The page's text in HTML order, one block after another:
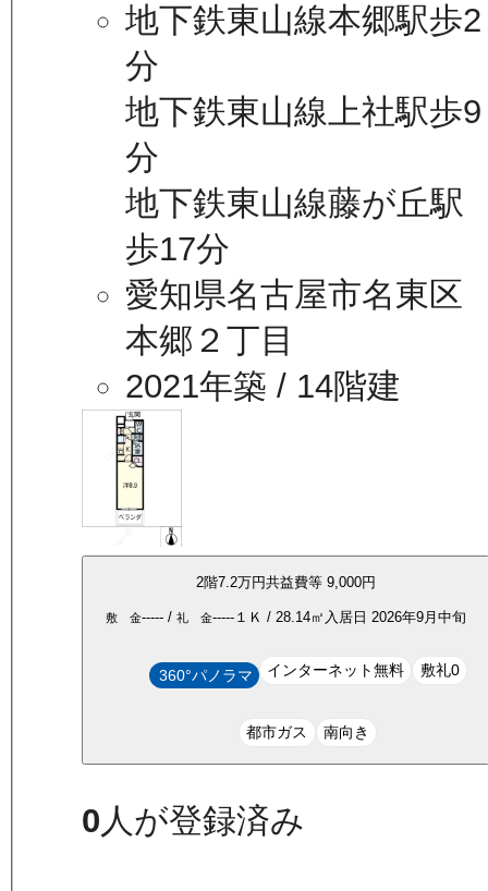
地下鉄東山線本郷駅歩2
分
地下鉄東山線上社駅歩9
分
地下鉄東山線藤が丘駅
歩17分
愛知県名古屋市名東区
本郷２丁目
2021年築 / 14階建
2階7.2万円共益費等9,000円
敷 金----- /礼 金----- １Ｋ / 28.14㎡ 入居日 2026年9月中旬
360°パノラマ インターネット無料 敷礼0
都市ガス 南向き
0 人が登録済み